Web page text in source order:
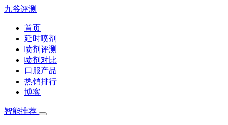
九爷评测
首页
延时喷剂
喷剂评测
喷剂对比
口服产品
热销排行
博客
智能推荐